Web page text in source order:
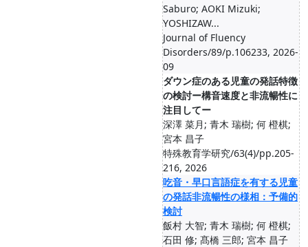
Saburo; AOKI Mizuki;
YOSHIZAW...
Journal of Fluency
Disorders/89/p.106233, 2026-
09
ダウン症のある児童の発話特徴
の検討ー構音速度と非流暢性に
注目してー
深澤 菜月; 青木 瑞樹; 何 橙棋;
宮本 昌子
特殊教育学研究/63(4)/pp.205-
216, 2026
吃音・早口言語症を有する児童
の発話非流暢性の様相：予備的
検討
飯村 大智; 青木 瑞樹; 何 橙棋;
石田 修; 髙橋 三郎; 宮本 昌子